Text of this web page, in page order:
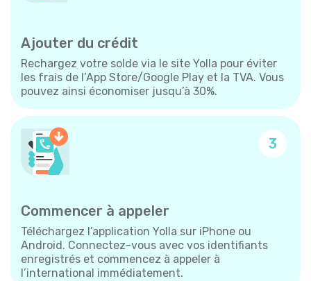
Ajouter du crédit
Rechargez votre solde via le site Yolla pour éviter
les frais de l’App Store/Google Play et la TVA. Vous
pouvez ainsi économiser jusqu’à 30%.
3
Commencer à appeler
Téléchargez l’application Yolla sur iPhone ou
Android. Connectez-vous avec vos identifiants
enregistrés et commencez à appeler à
l’international immédiatement.